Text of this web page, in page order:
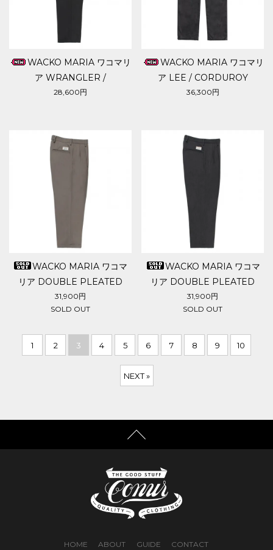
WACKO MARIA ワコマリ
ア WRANGLER /
WRANCHER DRESS JEANS
28,600円
WACKO MARIA ワコマリ
ア LEE / CORDUROY
PANTS
36,300円
WACKO MARIA ワコマ
リア DOUBLE PLEATED
WOOL TROUSERS
31,900円
SOLD OUT
WACKO MARIA ワコマ
リア DOUBLE PLEATED
WOOL TROUSERS
31,900円
SOLD OUT
1 2 3 4 5 6 7 8 9 10
NEXT »
HOME ABOUT GUIDE CONTACT